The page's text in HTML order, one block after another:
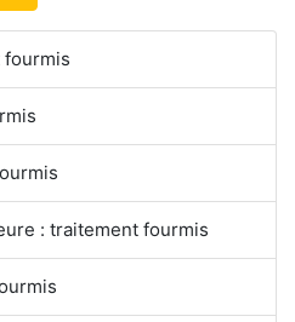
fourmis
: traitement fourmis